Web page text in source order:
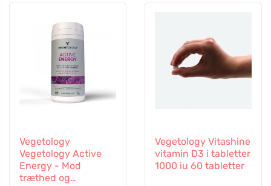
Vegetology
Vegetology Active
Energy - Mod
træthed og
Vegetology Vitashine
vitamin D3 i tabletter
1000 iu 60 tabletter